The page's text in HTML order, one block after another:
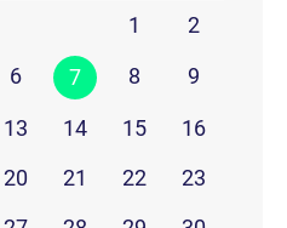
1
2
6 7 8 9
13 14 15
16
20 21 22
23